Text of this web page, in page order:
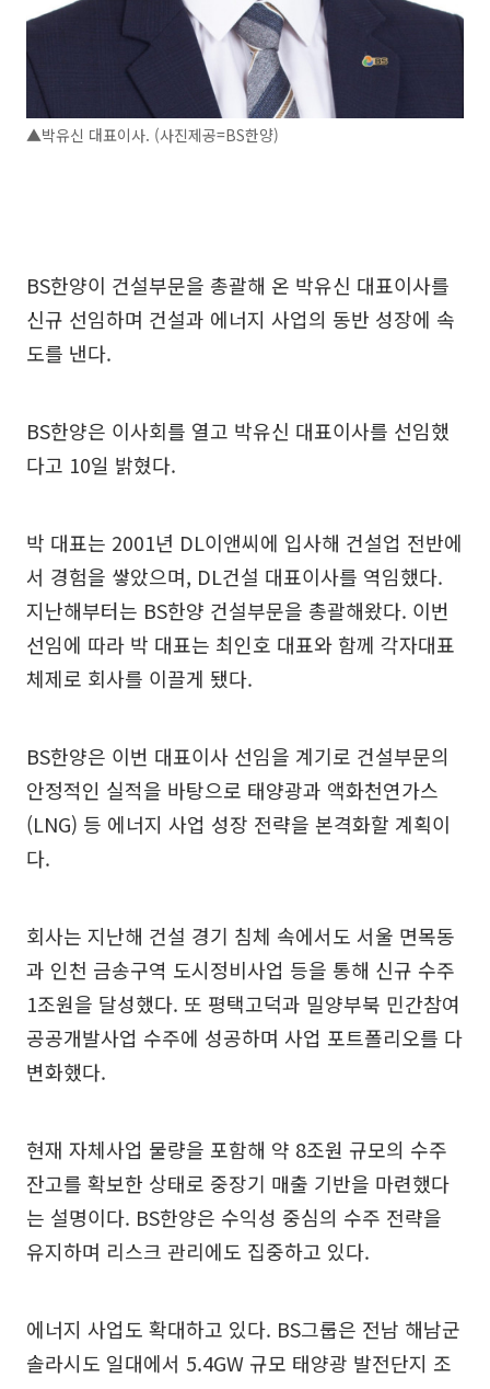
▲박유신 대표이사. (사진제공=BS한양)
BS한양이 건설부문을 총괄해 온 박유신 대표이사를
신규 선임하며 건설과 에너지 사업의 동반 성장에 속
도를 낸다.
BS한양은 이사회를 열고 박유신 대표이사를 선임했
다고 10일 밝혔다.
박 대표는 2001년 DL이앤씨에 입사해 건설업 전반에
서 경험을 쌓았으며, DL건설 대표이사를 역임했다.
지난해부터는 BS한양 건설부문을 총괄해왔다. 이번
선임에 따라 박 대표는 최인호 대표와 함께 각자대표
체제로 회사를 이끌게 됐다.
BS한양은 이번 대표이사 선임을 계기로 건설부문의
안정적인 실적을 바탕으로 태양광과 액화천연가스
(LNG) 등 에너지 사업 성장 전략을 본격화할 계획이
다.
회사는 지난해 건설 경기 침체 속에서도 서울 면목동
과 인천 금송구역 도시정비사업 등을 통해 신규 수주
1조원을 달성했다. 또 평택고덕과 밀양부북 민간참여
공공개발사업 수주에 성공하며 사업 포트폴리오를 다
변화했다.
현재 자체사업 물량을 포함해 약 8조원 규모의 수주
잔고를 확보한 상태로 중장기 매출 기반을 마련했다
는 설명이다. BS한양은 수익성 중심의 수주 전략을
유지하며 리스크 관리에도 집중하고 있다.
에너지 사업도 확대하고 있다. BS그룹은 전남 해남군
솔라시도 일대에서 5.4GW 규모 태양광 발전단지 조